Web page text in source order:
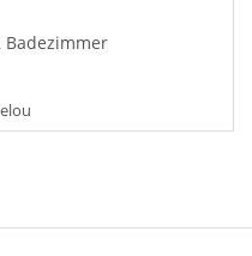
Badezimmer